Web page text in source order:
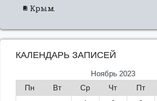
Крым.
КАЛЕНДАРЬ ЗАПИСЕЙ
Ноябрь 2023
Пн
Вт Ср Чт Пт